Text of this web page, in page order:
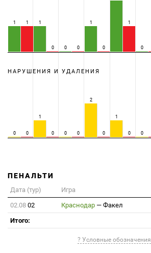
1 1 1
0 0 0
1
0
1
0
НАРУШЕНИЯ И УДАЛЕНИЯ
0 0
1
0 0 0
2
0
1
0 0
ПЕНАЛЬТИ
Дата (тур) Игра
02.08 02 Краснодар — Факел
Итого:
? Условные обозначения